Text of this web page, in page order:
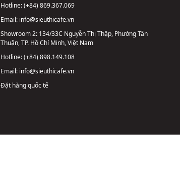
Hotline:(+84) 869.367.069
Email: info@sieuthicafe.vn
Showroom 2: 134/33C Nguyễn Thị Thập, Phường Tân
Thuận, TP. Hồ Chí Minh, Việt Nam
Hotline:(+84) 898.149.108
Email: info@sieuthicafe.vn
Đặt hàng quốc tế